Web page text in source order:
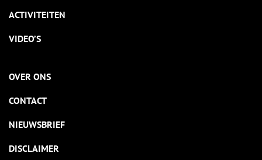
ACTIVITEITEN
VIDEO’S
OVER ONS
CONTACT
NIEUWSBRIEF
DISCLAIMER